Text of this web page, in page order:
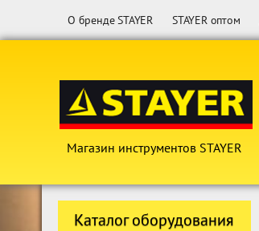
О бренде STAYER STAYER оптом
Магазин инструментов STAYER
Каталог оборудования